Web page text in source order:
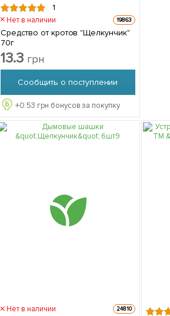
1
Нет в наличии 19863
Средство от кротов "Щелкунчик"
70г
13.3 грн
Сообщить о поступлении
+0.53 грн бонусов за покупку
Нет в наличии 24810